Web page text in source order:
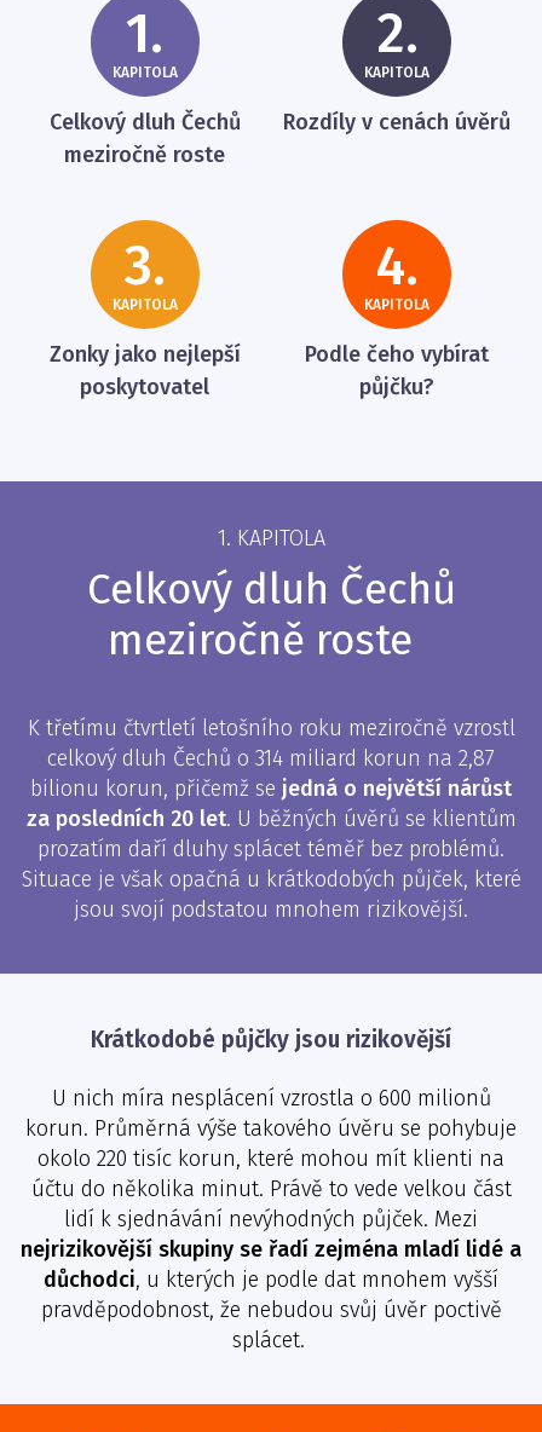
1.
KAPITOLA
Celkový dluh Čechů
meziročně roste
2.
KAPITOLA
Rozdíly v cenách úvěrů
3.
KAPITOLA
Zonky jako nejlepší
poskytovatel
4.
KAPITOLA
Podle čeho vybírat
půjčku?
1. KAPITOLA
Celkový dluh Čechů
meziročně roste
K třetímu čtvrtletí letošního roku meziročně vzrostl
celkový dluh Čechů o 314 miliard korun na 2,87
bilionu korun, přičemž se jedná o největší nárůst
za posledních 20 let. U běžných úvěrů se klientům
prozatím daří dluhy splácet téměř bez problémů.
Situace je však opačná u krátkodobých půjček, které
jsou svojí podstatou mnohem rizikovější.
Krátkodobé půjčky jsou rizikovější
U nich míra nesplácení vzrostla o 600 milionů
korun. Průměrná výše takového úvěru se pohybuje
okolo 220 tisíc korun, které mohou mít klienti na
účtu do několika minut. Právě to vede velkou část
lidí k sjednávání nevýhodných půjček. Mezi
nejrizikovější skupiny se řadí zejména mladí lidé a
důchodci, u kterých je podle dat mnohem vyšší
pravděpodobnost, že nebudou svůj úvěr poctivě
splácet.